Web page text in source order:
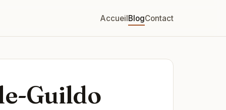
AccueilBlogContact
Guildo